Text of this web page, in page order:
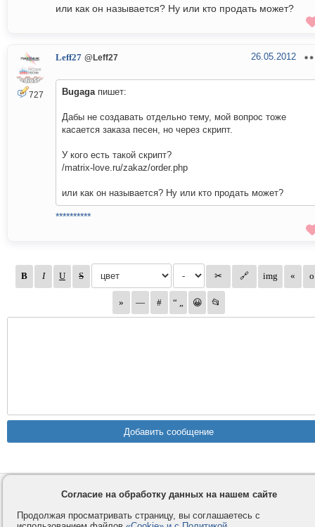
или как он называется? Ну или кто продать может?
727
Leff27 @Leff27 26.05.2012
Bugagaпишет:
Дабы не создавать отдельно тему, мой вопрос тоже
касается заказа песен, но через скрипт.
У кого есть такой скрипт?
/matrix-love.ru/zakaz/order.php
или как он называется? Ну или кто продать может?
**********
Контакты
Privacy и Cookie
Согласие на обработку данных на нашем сайте
Продолжая просматривать страницу, вы соглашаетесь с